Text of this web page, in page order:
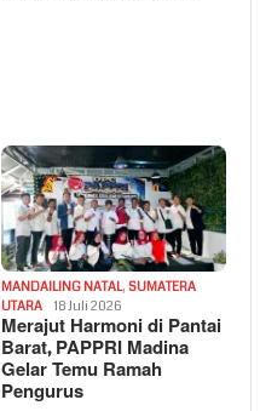
MANDAILING NATAL, SUMATERA
UTARA
18 Juli 2026
Merajut Harmoni di Pantai
Barat, PAPPRI Madina
Gelar Temu Ramah
Pengurus